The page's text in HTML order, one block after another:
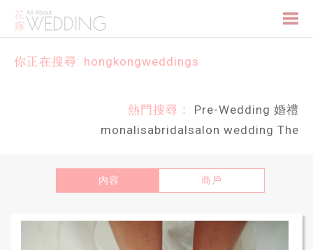
你正在搜尋: hongkongweddings
熱門搜尋： Pre-Wedding 婚禮
monalisabridalsalon wedding The
內容 商戶